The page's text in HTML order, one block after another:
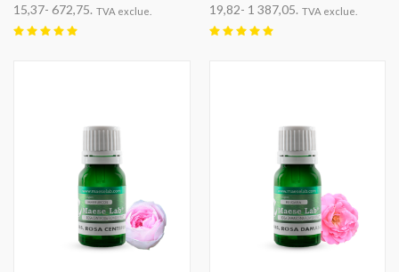
15,37- 672,75. TVA exclue. 19,82- 1 387,05. TVA exclue.